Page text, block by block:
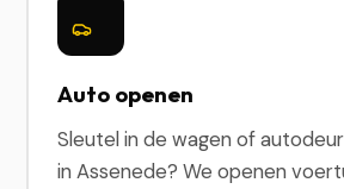
Auto openen
Sleutel in de wagen of
in Assenede? We openen